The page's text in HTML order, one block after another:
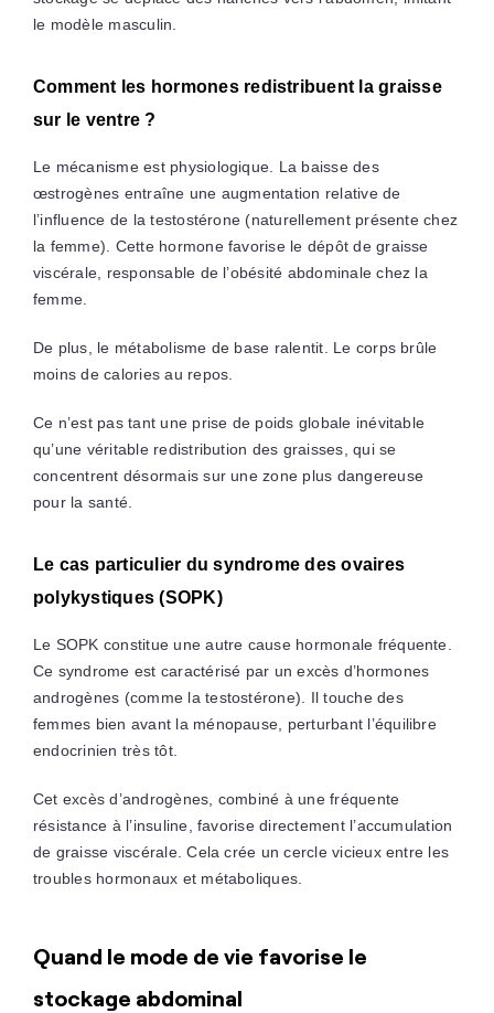
le modèle masculin.
Comment les hormones redistribuent la graisse
sur le ventre ?
Le mécanisme est physiologique. La baisse des
œstrogènes entraîne une augmentation relative de
l’influence de la testostérone (naturellement présente chez
la femme). Cette hormone favorise le dépôt de graisse
viscérale, responsable de l’obésité abdominale chez la
femme.
De plus, le métabolisme de base ralentit. Le corps brûle
moins de calories au repos.
Ce n’est pas tant une prise de poids globale inévitable
qu’une véritable redistribution des graisses, qui se
concentrent désormais sur une zone plus dangereuse
pour la santé.
Le cas particulier du syndrome des ovaires
polykystiques (SOPK)
Le SOPK constitue une autre cause hormonale fréquente.
Ce syndrome est caractérisé par un excès d’hormones
androgènes (comme la testostérone). Il touche des
femmes bien avant la ménopause, perturbant l’équilibre
endocrinien très tôt.
Cet excès d’androgènes, combiné à une fréquente
résistance à l’insuline, favorise directement l’accumulation
de graisse viscérale. Cela crée un cercle vicieux entre les
troubles hormonaux et métaboliques.
Quand le mode de vie favorise le
stockage abdominal